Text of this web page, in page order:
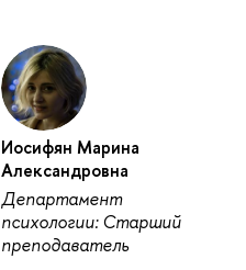
Иосифян Марина
Александровна
Департамент
психологии: Старший
преподаватель